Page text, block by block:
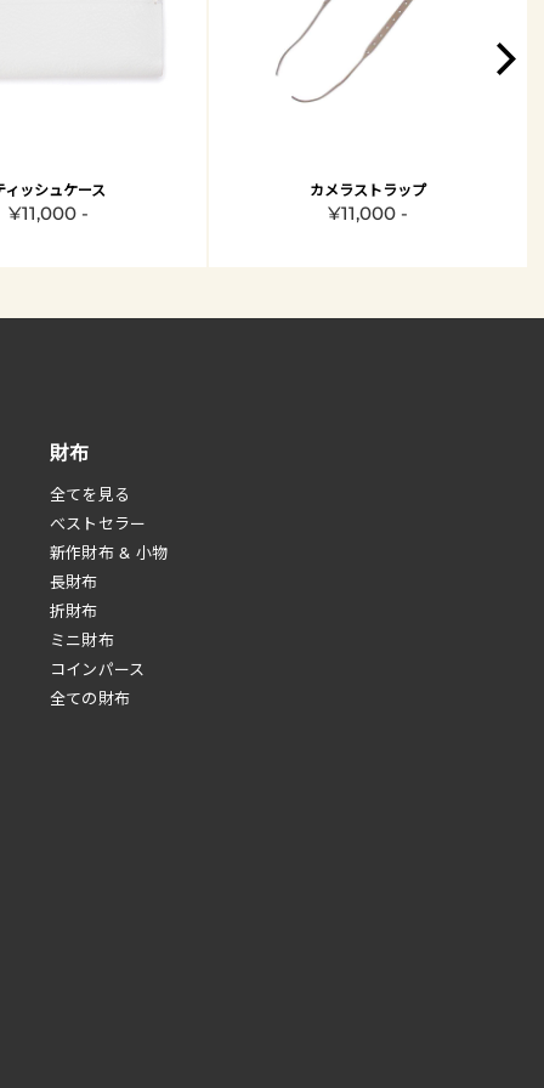
ィッシュケース
¥11,000 -
カメラストラップ
¥11,000 -
財布
全てを見る
べストセラー
新作財布 & 小物
長財布
折財布
ミニ財布
コインパース
全ての財布